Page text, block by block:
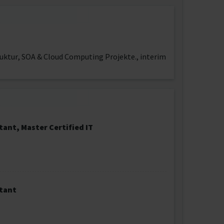
SOA & Cloud Computing Projekte., interim
Master Certified IT